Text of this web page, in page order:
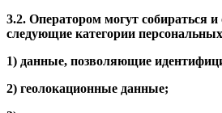
3.2. Оператором могут собираться
следующие категории
1) данные, позволяющие
2) геолокационные данные;